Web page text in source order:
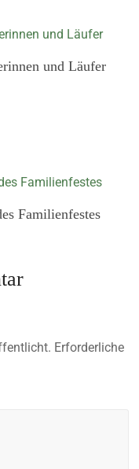
und Läufer
Familienfestes
Erforderliche